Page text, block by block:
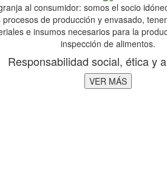
al consumidor: somos el socio
procesos de producción y envasado,
e insumos necesarios para la
inspección de alimentos.
Responsabilidad social, ética y
VER MÁS